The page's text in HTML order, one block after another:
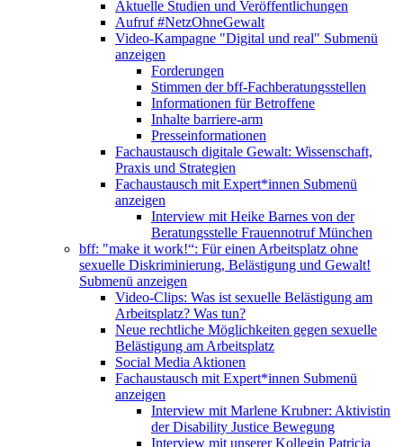
Aktuelle Studien und Veröffentlichungen
Aufruf #NetzOhneGewalt
Video-Kampagne "Digital und real" Submenü
anzeigen
Forderungen
Stimmen der bff-Fachberatungsstellen
Informationen für Betroffene
Inhalte barriere-arm
Presseinformationen
Fachaustausch digitale Gewalt: Wissenschaft,
Praxis und Strategien
Fachaustausch mit Expert*innen Submenü
anzeigen
Interview mit Heike Barnes von der
Beratungsstelle Frauennotruf München
bff: "make it work!“: Für einen Arbeitsplatz ohne
sexuelle Diskriminierung, Belästigung und Gewalt!
Submenü anzeigen
Video-Clips: Was ist sexuelle Belästigung am
Arbeitsplatz? Was tun?
Neue rechtliche Möglichkeiten gegen sexuelle
Belästigung am Arbeitsplatz
Social Media Aktionen
Fachaustausch mit Expert*innen Submenü
anzeigen
Interview mit Marlene Krubner: Aktivistin
der Disability Justice Bewegung
Interview mit unserer Kollegin Patricia